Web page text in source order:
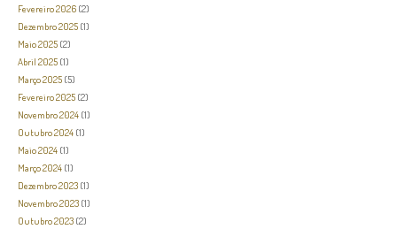
Fevereiro 2026 (2)
Dezembro 2025 (1)
Maio 2025 (2)
Abril 2025 (1)
Março 2025 (5)
Fevereiro 2025 (2)
Novembro 2024 (1)
Outubro 2024 (1)
Maio 2024 (1)
Março 2024 (1)
Dezembro 2023 (1)
Novembro 2023 (1)
Outubro 2023 (2)